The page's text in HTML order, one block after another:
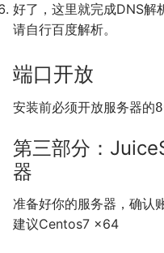
好了，这里就完成DNS解
请自行百度解析。
端口开放
安装前必须开放服务器的
第三部分：
器
准备好你的服务器，确认
建议Centos7 ×64